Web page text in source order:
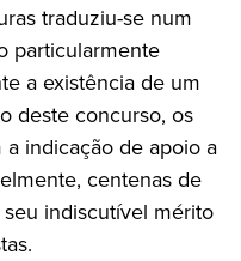
traduziu-se num
particularmente
a existência de um
deste concurso, os
indicação de apoio a
centenas de
indiscutível mérito